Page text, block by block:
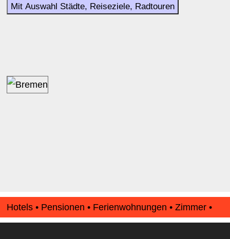
Mit Auswahl Städte, Reiseziele, Radtouren
Hotels • Pensionen • Ferienwohnungen • Zimmer •
Apartments • www.Finde-Unterkunft.de